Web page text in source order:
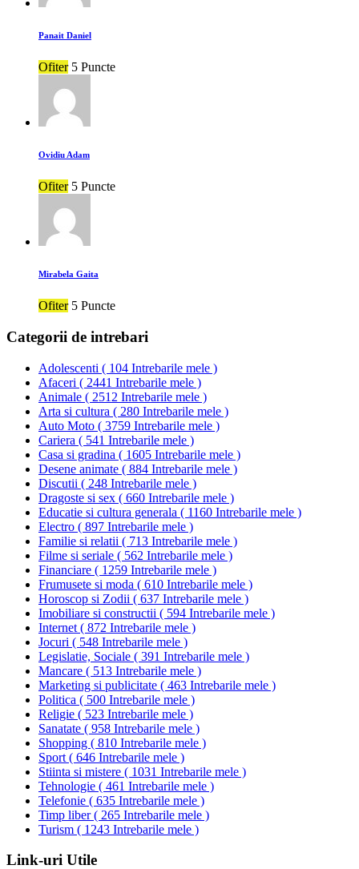
Panait Daniel
Ofiter 5 Puncte
Ovidiu Adam
Ofiter 5 Puncte
Mirabela Gaita
Ofiter 5 Puncte
Categorii de intrebari
Adolescenti ( 104 Intrebarile mele )
Afaceri ( 2441 Intrebarile mele )
Animale ( 2512 Intrebarile mele )
Arta si cultura ( 280 Intrebarile mele )
Auto Moto ( 3759 Intrebarile mele )
Cariera ( 541 Intrebarile mele )
Casa si gradina ( 1605 Intrebarile mele )
Desene animate ( 884 Intrebarile mele )
Discutii ( 248 Intrebarile mele )
Dragoste si sex ( 660 Intrebarile mele )
Educatie si cultura generala ( 1160 Intrebarile mele )
Electro ( 897 Intrebarile mele )
Familie si relatii ( 713 Intrebarile mele )
Filme si seriale ( 562 Intrebarile mele )
Financiare ( 1259 Intrebarile mele )
Frumusete si moda ( 610 Intrebarile mele )
Horoscop si Zodii ( 637 Intrebarile mele )
Imobiliare si constructii ( 594 Intrebarile mele )
Internet ( 872 Intrebarile mele )
Jocuri ( 548 Intrebarile mele )
Legislatie, Sociale ( 391 Intrebarile mele )
Mancare ( 513 Intrebarile mele )
Marketing si publicitate ( 463 Intrebarile mele )
Politica ( 500 Intrebarile mele )
Religie ( 523 Intrebarile mele )
Sanatate ( 958 Intrebarile mele )
Shopping ( 810 Intrebarile mele )
Sport ( 646 Intrebarile mele )
Stiinta si mistere ( 1031 Intrebarile mele )
Tehnologie ( 461 Intrebarile mele )
Telefonie ( 635 Intrebarile mele )
Timp liber( 265 Intrebarile mele )
Turism ( 1243 Intrebarile mele )
Link-uri Utile